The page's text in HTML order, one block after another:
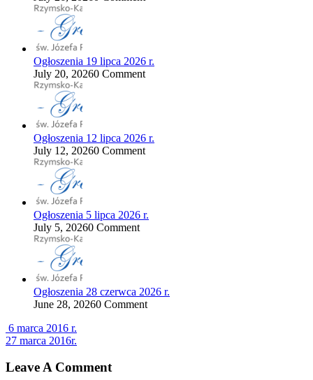
Ogłoszenia 19 lipca 2026 r.
July 20, 20260 Comment
Ogłoszenia 12 lipca 2026 r.
July 12, 20260 Comment
Ogłoszenia 5 lipca 2026 r.
July 5, 20260 Comment
Ogłoszenia 28 czerwca 2026 r.
June 28, 20260 Comment
Nawigacja
wpisu
6 marca 2016 r.
27 marca 2016r.
Leave A Comment